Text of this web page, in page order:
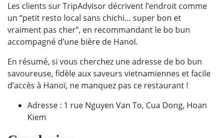
Les clients sur TripAdvisor décrivent l’endroit comme
un “petit resto local sans chichi… super bon et
vraiment pas cher”, en recommandant le bo bun
accompagné d’une bière de Hanoï.
En résumé, si vous cherchez une adresse de bo bun
savoureuse, fidèle aux saveurs vietnamiennes et facile
d’accès à Hanoï, ne manquez pas ce restaurant !
Adresse : 1 rue Nguyen Van To, Cua Dong, Hoan
Kiem